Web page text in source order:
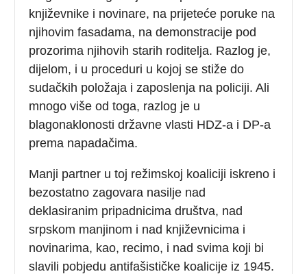
književnike i novinare, na prijeteće poruke na
njihovim fasadama, na demonstracije pod
prozorima njihovih starih roditelja. Razlog je,
dijelom, i u proceduri u kojoj se stiže do
sudačkih položaja i zaposlenja na policiji. Ali
mnogo više od toga, razlog je u
blagonaklonosti državne vlasti HDZ-a i DP-a
prema napadačima.
Manji partner u toj režimskoj koaliciji iskreno i
bezostatno zagovara nasilje nad
deklasiranim pripadnicima društva, nad
srpskom manjinom i nad književnicima i
novinarima, kao, recimo, i nad svima koji bi
slavili pobjedu antifašističke koalicije iz 1945.